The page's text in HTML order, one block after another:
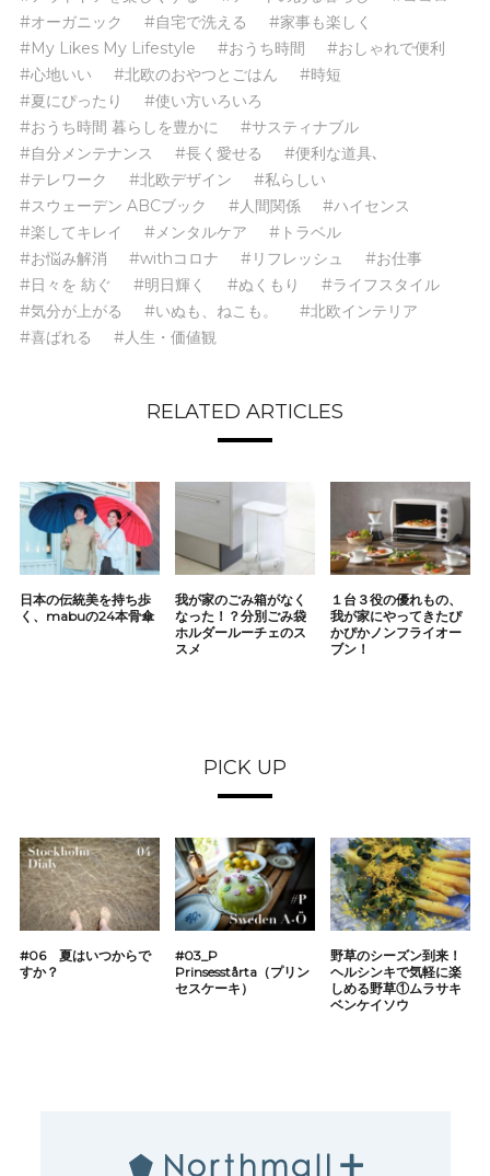
#オーガニック
#自宅で洗える
#家事も楽しく
#My Likes My Lifestyle
#おうち時間
#おしゃれで便利
#心地いい
#北欧のおやつとごはん
#時短
#夏にぴったり
#使い方いろいろ
#おうち時間 暮らしを豊かに
#サスティナブル
#自分メンテナンス
#長く愛せる
#便利な道具､
#テレワーク
#北欧デザイン
#私らしい
#スウェーデン ABCブック
#人間関係
#ハイセンス
#楽してキレイ
#メンタルケア
#トラベル
#お悩み解消
#withコロナ #リフレッシュ
#お仕事
#日々を 紡ぐ
#明日輝く #ぬくもり
#ライフスタイル
#気分が上がる
#いぬも、ねこも。
#北欧インテリア
#喜ばれる
#人生・価値観
RELATED ARTICLES
日本の伝統美を持ち歩
く、mabuの24本骨傘
我が家のごみ箱がなく
なった！？分別ごみ袋
ホルダールーチェのス
スメ
１台３役の優れもの、
我が家にやってきたぴ
かぴかノンフライオー
ブン！
PICK UP
#06 夏はいつからで
すか？
#03_P
Prinsesstårta（プリン
セスケーキ）
野草のシーズン到来！
ヘルシンキで気軽に楽
しめる野草①ムラサキ
ベンケイソウ